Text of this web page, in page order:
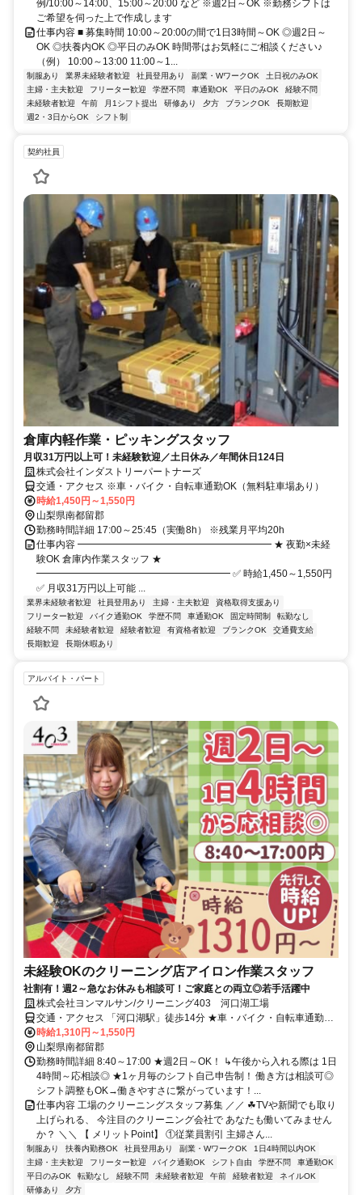
例/10:00～14:00、15:00～20:00 など ※週2日～OK ※勤務シフトは
ご希望を伺った上で作成します
仕事内容 ■ 募集時間 10:00～20:00の間で1日3時間～OK ◎週2日～
OK ◎扶養内OK ◎平日のみOK 時間帯はお気軽にご相談ください♪
（例） 10:00～13:00 11:00～1...
制服あり 業界未経験者歓迎 社員登用あり 副業・WワークOK
土日祝のみOK
主婦・主夫歓迎
フリーター歓迎 学歴不問 車通勤OK 平日のみOK
経験不問
未経験者歓迎
午前 月1シフト提出 研修あり 夕方 ブランクOK
長期歓迎
週2・3日からOK
シフト制
契約社員
倉庫内軽作業・ピッキングスタッフ
月収31万円以上可！未経験歓迎／土日休み／年間休日124日
株式会社インダストリーパートナーズ
交通・アクセス ※車・バイク・自転車通勤OK（無料駐車場あり）
時給1,450円～1,550円
山梨県南都留郡
勤務時間詳細 17:00～25:45（実働8h） ※残業月平均20h
仕事内容 ━━━━━━━━━━━━━━━━━━━━ ★ 夜勤×未経
験OK 倉庫内作業スタッフ ★
━━━━━━━━━━━━━━━━━━━━ ✅ 時給1,450～1,550円
✅ 月収31万円以上可能 ...
業界未経験者歓迎 社員登用あり 主婦・主夫歓迎
資格取得支援あり
フリーター歓迎
バイク通勤OK 学歴不問 車通勤OK 固定時間制
転勤なし
経験不問
未経験者歓迎 経験者歓迎 有資格者歓迎 ブランクOK
交通費支給
長期歓迎
長期休暇あり
アルバイト・パート
未経験OKのクリーニング店アイロン作業スタッフ
社割有！週2～急なお休みも相談可！ご家庭との両立◎若手活躍中
株式会社ヨンマルサン/クリーニング403 河口湖工場
交通・アクセス 「河口湖駅」徒歩14分 ★車・バイク・自転車通勤
OK（無料駐車場完備）
時給1,310円～1,550円
山梨県南都留郡
勤務時間詳細 8:40～17:00 ★週2日～OK！ ↳午後から入れる際は 1日
4時間～応相談◎ ★1ヶ月毎のシフト自己申告制！ 働き方は相談可◎
シフト調整もOK→働きやすさに繋がっています！...
仕事内容 工場のクリーニングスタッフ募集 ／／ ☘TVや新聞でも取り
上げられる、 今注目のクリーニング会社で あなたも働いてみません
か？ ＼＼ 【 メリットPoint】 ①従業員割引 主婦さん...
制服あり 扶養内勤務OK 社員登用あり 副業・WワークOK
1日4時間以内OK
主婦・主夫歓迎
フリーター歓迎 バイク通勤OK シフト自由 学歴不問
車通勤OK
平日のみOK
転勤なし 経験不問 未経験者歓迎 午前 経験者歓迎
ネイルOK
研修あり
夕方